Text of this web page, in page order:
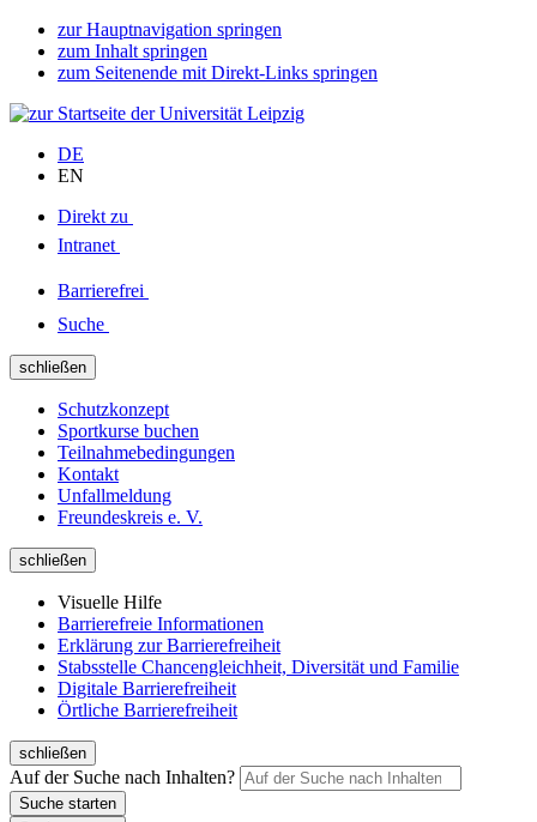
zur Hauptnavigation springen
zum Inhalt springen
zum Seitenende mit Direkt-Links springen
DE
EN
Direkt zu
Intranet
Barrierefrei
Suche
schließen
Schutzkonzept
Sportkurse buchen
Teilnahmebedingungen
Kontakt
Unfallmeldung
Freundeskreis e. V.
schließen
Visuelle Hilfe
Barrierefreie Informationen
Erklärung zur Barrierefreiheit
Stabsstelle Chancengleichheit, Diversität und Familie
Digitale Barrierefreiheit
Örtliche Barrierefreiheit
schließen
Auf der Suche nach Inhalten?